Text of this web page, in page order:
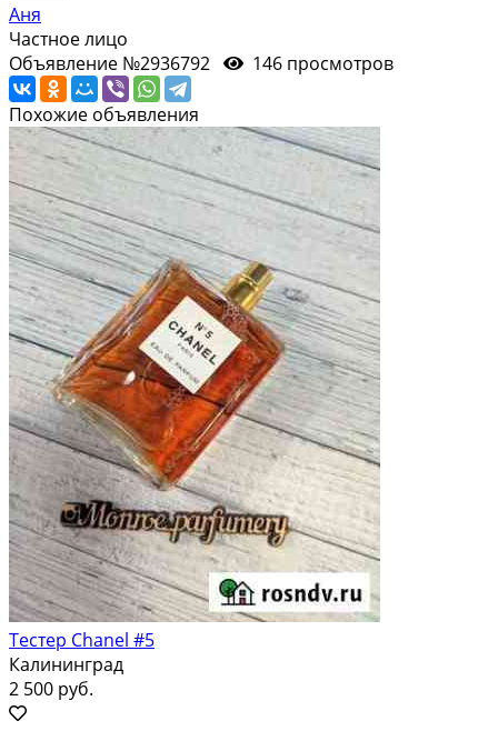
Аня
Частное лицо
Объявление №2936792
146 просмотров
Похожие объявления
Тестер Chanel #5
Калининград
2 500 руб.